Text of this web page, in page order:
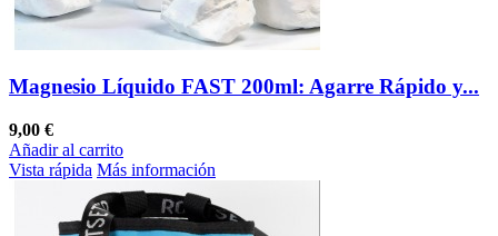
Magnesio Líquido FAST 200ml: Agarre Rápido y...
9,00 €
Añadir al carrito
Vista rápida Más información